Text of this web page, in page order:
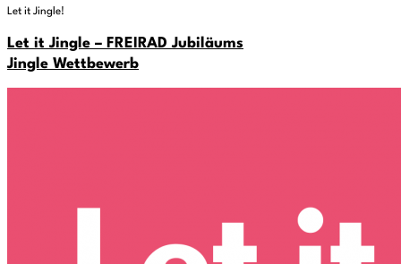
Let it Jingle!
Let it Jingle – FREIRAD Jubiläums
Jingle Wettbewerb